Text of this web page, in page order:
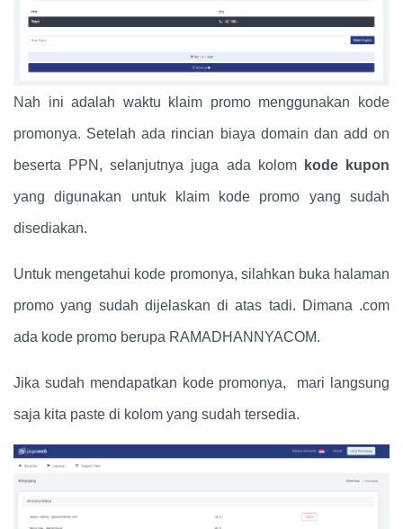
Nah ini adalah waktu klaim promo menggunakan kode
promonya. Setelah ada rincian biaya domain dan add on
beserta PPN, selanjutnya juga ada kolom kode kupon
yang digunakan untuk klaim kode promo yang sudah
disediakan.
Untuk mengetahui kode promonya, silahkan buka halaman
promo yang sudah dijelaskan di atas tadi. Dimana .com
ada kode promo berupa RAMADHANNYACOM.
Jika sudah mendapatkan kode promonya, mari langsung
saja kita paste di kolom yang sudah tersedia.